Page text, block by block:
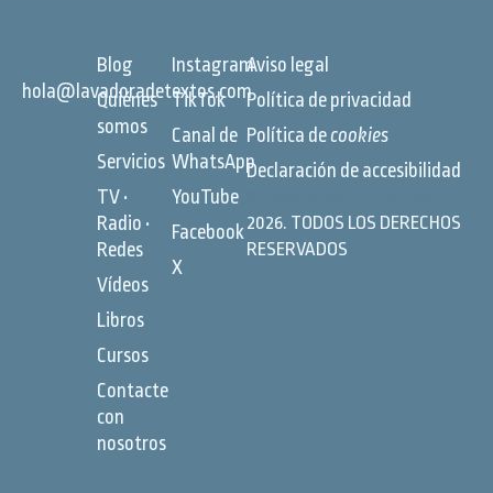
hola@lavadoradetextos.com
Blog
Quiénes
somos
Servicios
TV •
Radio •
Redes
Vídeos
Libros
Cursos
Contacte
con
nosotros
Instagram
TikTok
Canal de
WhatsApp
YouTube
Facebook
X
Aviso legal
Política de privacidad
Política decookies
Declaración de accesibilidad
2026. TODOS LOS DERECHOS
RESERVADOS